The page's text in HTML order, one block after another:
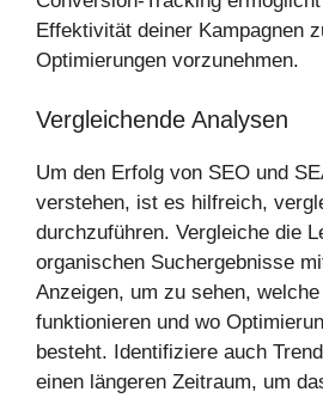
Effektivität deiner Kampagnen
Optimierungen vorzunehmen.
Vergleichende Analysen
Um den Erfolg von SEO und
verstehen, ist es hilfreich,
durchzuführen. Vergleiche die
organischen Suchergebnisse
Anzeigen, um zu sehen,
funktionieren und wo
besteht. Identifiziere auch
einen längeren Zeitraum, um